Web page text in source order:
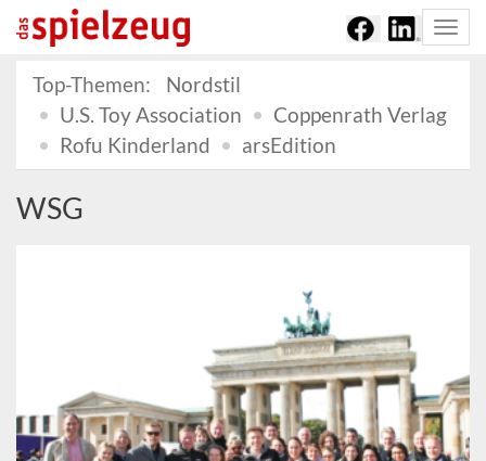
Top-Themen:
Nordstil
U.S. Toy Association
Coppenrath Verlag
Rofu Kinderland
arsEdition
WSG